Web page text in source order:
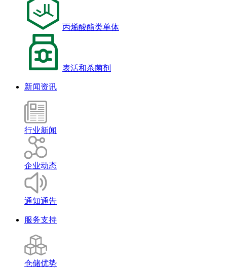
丙烯酸酯类单体
表活和杀菌剂
新闻资讯
行业新闻
企业动态
通知通告
服务支持
仓储优势